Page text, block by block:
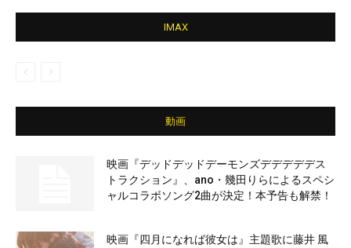
IMAX
動画
映画『デッドデッドデーモンズデデデデデス
トラクション』、ano・幾田りらによるスペシ
ャルコラボソング2曲が決定！本予告も解禁！
映画『四月になれば彼女は』主題歌に藤井 風